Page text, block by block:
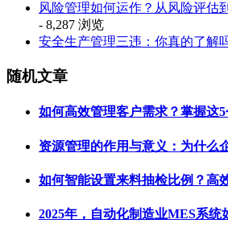
风险管理如何运作？从风险评估
- 8,287 浏览
安全生产管理三违：你真的了解
随机文章
如何高效管理客户需求？掌握这5
资源管理的作用与意义：为什么
如何智能设置来料抽检比例？高
2025年，自动化制造业MES系统